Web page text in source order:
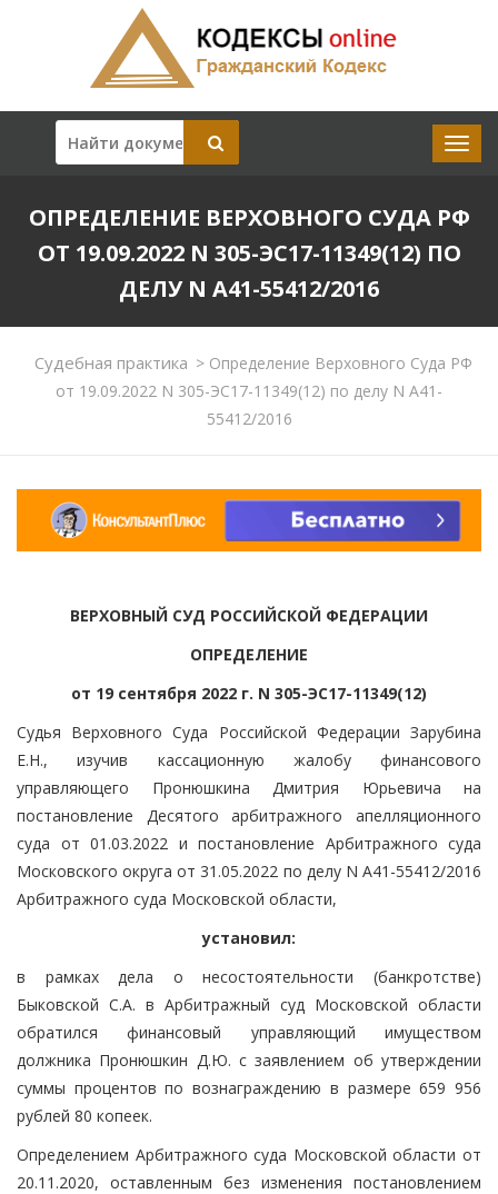
ОПРЕДЕЛЕНИЕ ВЕРХОВНОГО СУДА РФ
ОТ 19.09.2022 N 305-ЭС17-11349(12) ПО
ДЕЛУ N А41-55412/2016
Судебная практика >Определение Верховного Суда РФ
от 19.09.2022 N 305-ЭС17-11349(12) по делу N А41-
55412/2016
ВЕРХОВНЫЙ СУД РОССИЙСКОЙ ФЕДЕРАЦИИ
ОПРЕДЕЛЕНИЕ
от 19 сентября 2022 г. N 305-ЭС17-11349(12)
Судья Верховного Суда Российской Федерации Зарубина
Е.Н., изучив кассационную жалобу финансового
управляющего Пронюшкина Дмитрия Юрьевича на
постановление Десятого арбитражного апелляционного
суда от 01.03.2022 и постановление Арбитражного суда
Московского округа от 31.05.2022 по делу N А41-55412/2016
Арбитражного суда Московской области,
установил:
в рамках дела о несостоятельности (банкротстве)
Быковской С.А. в Арбитражный суд Московской области
обратился финансовый управляющий имуществом
должника Пронюшкин Д.Ю. с заявлением об утверждении
суммы процентов по вознаграждению в размере 659 956
рублей 80 копеек.
Определением Арбитражного суда Московской области от
20.11.2020, оставленным без изменения постановлением